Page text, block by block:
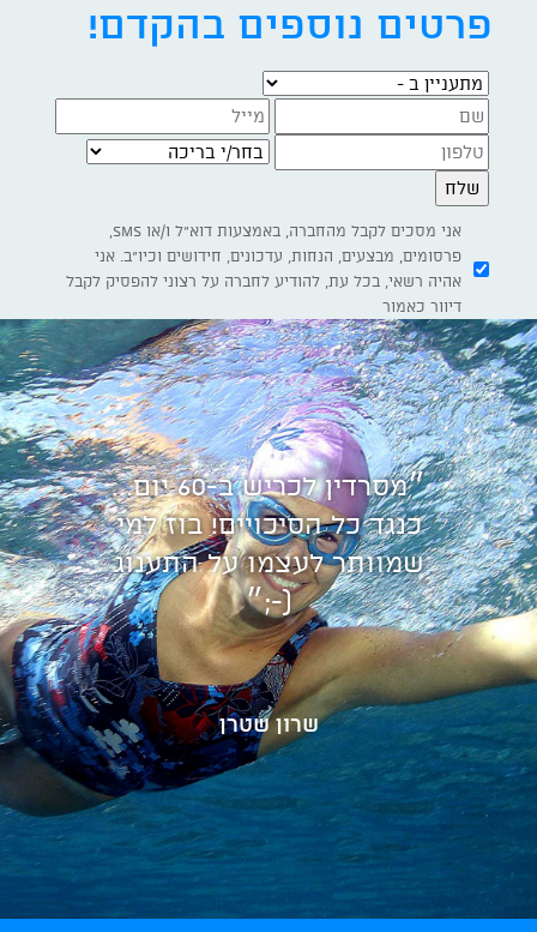
פרטים נוספים בהקדם!
מתעניין ב -
בחר/י בריכה
פרסומים, מבצעים, הנחות, עדכונים, חידושים וכיו"ב. אני
אהיה רשאי, בכל עת, להודיע לחברה על רצוני להפסיק לקבל
דיוור כאמור
״מסרדין לכריש ב-60 יום...
כנגד כל הסיכויים! בוז למי
שמוותר לעצמו על התענוג
(-;״
שרון שטרן